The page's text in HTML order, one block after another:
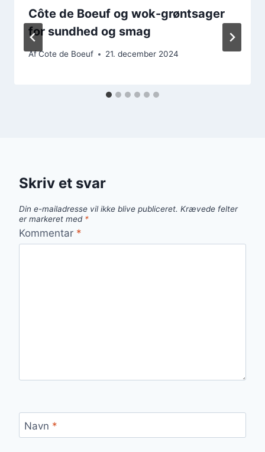
Côte de Boeuf og wok-grøntsager
for sundhed og smag
AfCote de Boeuf 21. december 2024
Skriv et svar
Din e-mailadresse vil ikke blive publiceret. Krævede felter
er markeret med *
Kommentar *
Navn *